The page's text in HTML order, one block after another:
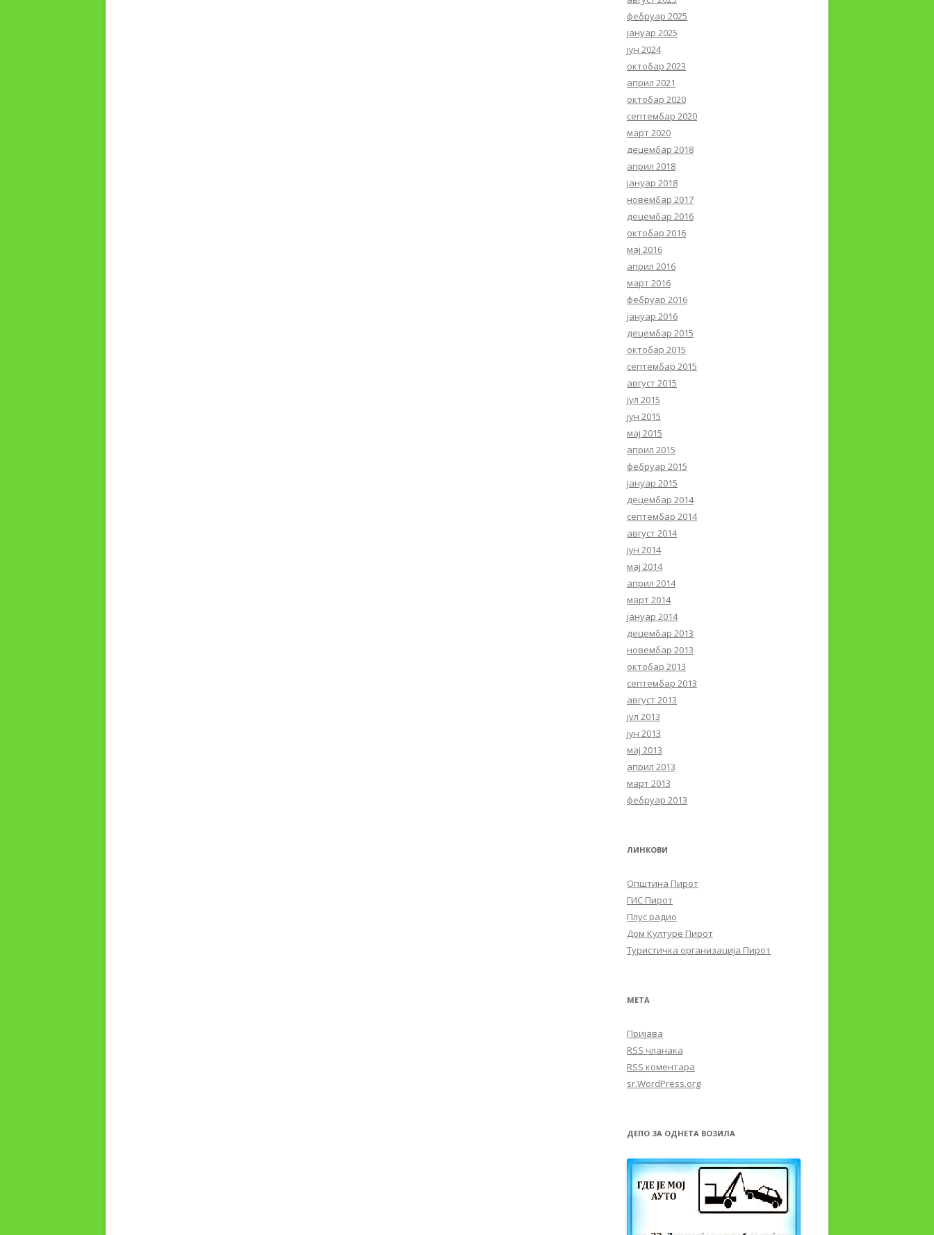
фебруар 2025
јануар 2025
јун 2024
октобар 2023
април 2021
октобар 2020
септембар 2020
март 2020
децембар 2018
април 2018
јануар 2018
новембар 2017
децембар 2016
октобар 2016
мај 2016
април 2016
март 2016
фебруар 2016
јануар 2016
децембар 2015
октобар 2015
септембар 2015
август 2015
јул 2015
јун 2015
мај 2015
април 2015
фебруар 2015
јануар 2015
децембар 2014
септембар 2014
август 2014
јун 2014
мај 2014
април 2014
март 2014
јануар 2014
децембар 2013
новембар 2013
октобар 2013
септембар 2013
август 2013
јул 2013
јун 2013
мај 2013
април 2013
март 2013
фебруар 2013
ЛИНКОВИ
Општина Пирот
ГИС Пирот
Плус радио
Дом Културе Пирот
Туристичка организација Пирот
МЕТА
Пријава
RSS чланака
RSS коментара
sr.WordPress.org
ДЕПО ЗА ОДНЕТА ВОЗИЛА